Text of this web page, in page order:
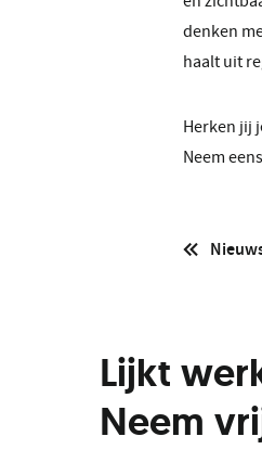
denken
haalt uit
Herken jij
Neem
Lijkt
Neem